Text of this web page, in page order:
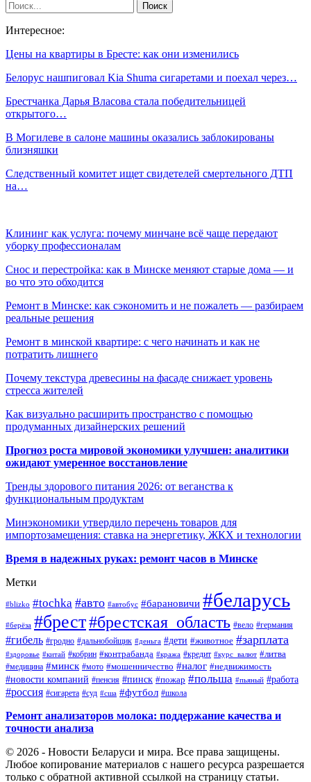
Интересное:
Цены на квартиры в Бресте: как они изменились
Белорус нашпиговал Kia Shuma сигаретами и поехал через…
Брестчанка Дарья Власова стала победительницей
открытого…
В Могилеве в салоне машины оказались заблокированы
близняшки
Следственный комитет ищет свидетелей смертельного ДТП
на…
Клининг как услуга: почему минчане всё чаще передают
уборку профессионалам
Снос и перестройка: как в Минске меняют старые дома — и
во что это обходится
Ремонт в Минске: как сэкономить и не пожалеть — разбираем
реальные решения
Ремонт в минской квартире: с чего начинать и как не
потратить лишнего
Почему текстура древесины на фасаде снижает уровень
стресса жителей
Как визуально расширить пространство с помощью
продуманных дизайнерских решений
Прогноз роста мировой экономики улучшен: аналитики
ожидают умеренное восстановление
Тренды здорового питания 2026: от веганства к
функциональным продуктам
Минэкономики утвердило перечень товаров для
импортозамещения: ставка на энергетику, ЖКХ и технологии
Время в надежных руках: ремонт часов в Минске
Метки
#blizko #tochka #авто #автобус #барановичи #беларусь
#берёза #брест#брестская_область #вело #германия
#гибель #гродно #дальнобойщик #деньга #дети #животное #зарплата
#здоровье #китай #кобрин #контрабанда #кража #кредит #курс_валют #литва
#медицина #минск #мото #мошенничество #налог #недвижимость
#новости компаний #пенсия #пинск #пожар #польша #пьяный #работа
#россия #сигарета #суд #сша #футбол #школа
Ремонт анализаторов молока: поддержание качества и
точности анализа
© 2026 - Новости Беларуси и мира. Все права защищены.
Любое копирование материалов с нашего ресурса разрешается
только с обратной активной ссылкой на страницу статьи.